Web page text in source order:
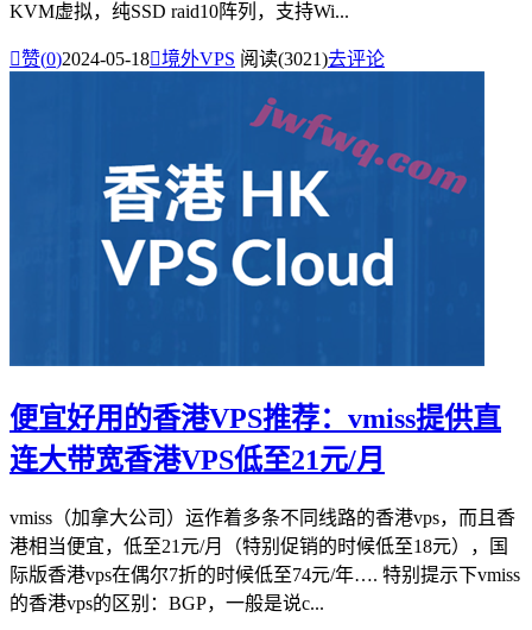
KVM虚拟，纯SSD raid10阵列，支持Wi...
赞(0)2024-05-18境外VPS 阅读(3021)去评论
便宜好用的香港VPS推荐：vmiss提供直
连大带宽香港VPS低至21元/月
vmiss（加拿大公司）运作着多条不同线路的香港vps，而且香
港相当便宜，低至21元/月（特别促销的时候低至18元），国
际版香港vps在偶尔7折的时候低至74元/年…. 特别提示下vmiss
的香港vps的区别：BGP，一般是说c...